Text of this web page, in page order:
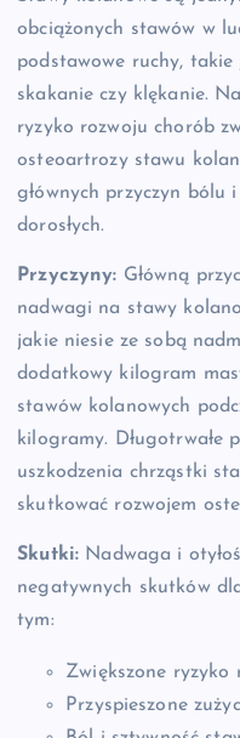
obciążonych stawów w
podstawowe ruchy,
skakanie czy klękanie.
ryzyko rozwoju chorób
osteoartrozy stawu
głównych przyczyn bólu
dorosłych.
Przyczyny: Główną
nadwagi na stawy
jakie niesie ze sobą
dodatkowy kilogram
stawów kolanowych
kilogramy. Długotrwałe
uszkodzenia chrząstki
skutkować rozwojem
Skutki: Nadwaga i
negatywnych skutków
tym:
Zwiększone ryzyko
Przyspieszone